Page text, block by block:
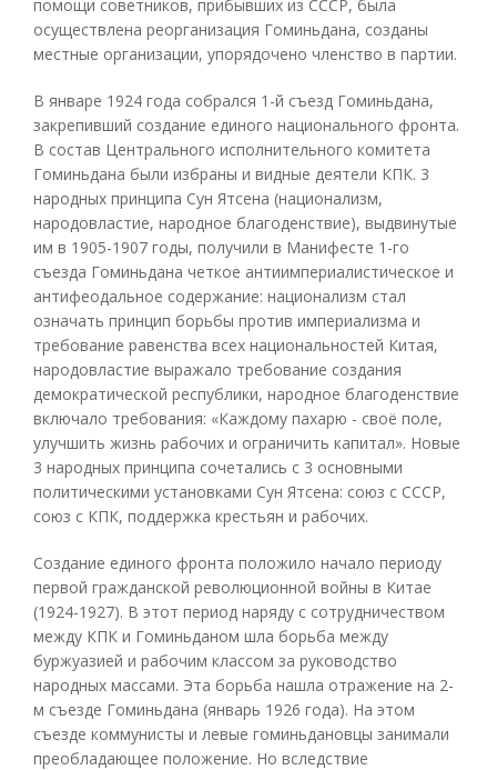
помощи советников, прибывших из СССР, была
осуществлена реорганизация Гоминьдана, созданы
местные организации, упорядочено членство в партии.
В январе 1924 года собрался 1-й съезд Гоминьдана,
закрепивший создание единого национального фронта.
В состав Центрального исполнительного комитета
Гоминьдана были избраны и видные деятели КПК. 3
народных принципа Сун Ятсена (национализм,
народовластие, народное благоденствие), выдвинутые
им в 1905-1907 годы, получили в Манифесте 1-го
съезда Гоминьдана четкое антиимпериалистическое и
антифеодальное содержание: национализм стал
означать принцип борьбы против империализма и
требование равенства всех национальностей Китая,
народовластие выражало требование создания
демократической республики, народное благоденствие
включало требования: «Каждому пахарю - своё поле,
улучшить жизнь рабочих и ограничить капитал». Новые
3 народных принципа сочетались с 3 основными
политическими установками Сун Ятсена: союз с СССР,
союз с КПК, поддержка крестьян и рабочих.
Создание единого фронта положило начало периоду
первой гражданской революционной войны в Китае
(1924-1927). В этот период наряду с сотрудничеством
между КПК и Гоминьданом шла борьба между
буржуазией и рабочим классом за руководство
народных массами. Эта борьба нашла отражение на 2-
м съезде Гоминьдана (январь 1926 года). На этом
съезде коммунисты и левые гоминьдановцы занимали
преобладающее положение. Но вследствие